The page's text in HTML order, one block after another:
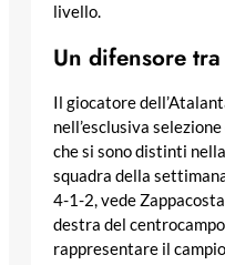
livello.
Un difensore
Il giocatore
nell’esclusiva
che si sono distinti
squadra della
4-1-2, vede
destra del
rappresentare il